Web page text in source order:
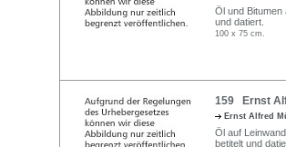
Öl und Bitumen
und datiert.
100 x 75 cm.
159 Ernst
Ernst Alfred
Öl auf
betitelt und